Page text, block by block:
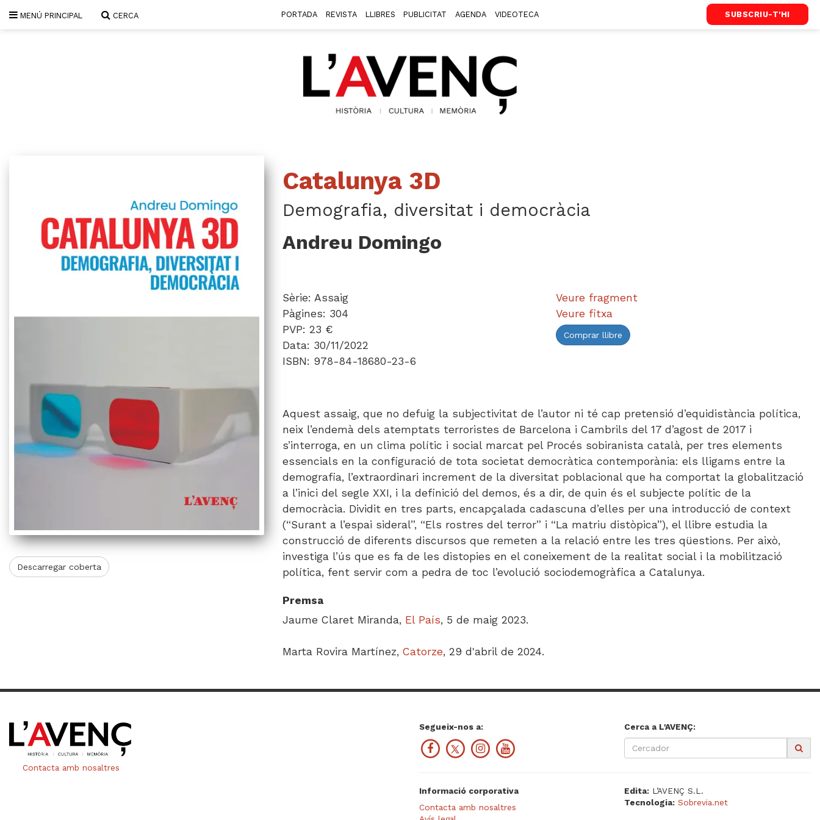
MENÚ PRINCIPAL CERCA PORTADA REVISTA LLIBRES PUBLICITAT AGENDA VIDEOTECA SUBSCRIU-T'HI
Entrevistes
Actualitat
El llibre de la setmana
Descarregar coberta
Catalunya 3D
Demografia, diversitat i democràcia
Andreu Domingo
Sèrie: Assaig
Pàgines: 304
PVP: 23 €
Data: 30/11/2022
ISBN: 978-84-18680-23-6
Veure fragment
Veure fitxa
Comprar llibre
Aquest assaig, que no defuig la subjectivitat de l’autor ni té cap pretensió d’equidistància política,
neix l’endemà dels atemptats terroristes de Barcelona i Cambrils del 17 d’agost de 2017 i
s’interroga, en un clima polític i social marcat pel Procés sobiranista català, per tres elements
essencials en la configuració de tota societat democràtica contemporània: els lligams entre la
demografia, l’extraordinari increment de la diversitat poblacional que ha comportat la globalització
a l’inici del segle XXI, i la definició del demos, és a dir, de quin és el subjecte polític de la
democràcia. Dividit en tres parts, encapçalada cadascuna d’elles per una introducció de context
(“Surant a l’espai sideral”, “Els rostres del terror” i “La matriu distòpica”), el llibre estudia la
construcció de diferents discursos que remeten a la relació entre les tres qüestions. Per això,
investiga l’ús que es fa de les distopies en el coneixement de la realitat social i la mobilització
política, fent servir com a pedra de toc l’evolució sociodemogràfica a Catalunya.
Premsa
Jaume Claret Miranda, El País, 5 de maig 2023.
Marta Rovira Martínez, Catorze, 29 d'abril de 2024.
Contacta amb nosaltres
Segueix-nos a: Cerca a L'AVENÇ:
Informació corporativa
Contacta amb nosaltres
Edita: L’AVENÇ S.L.
Tecnologia: Sobrevia.net